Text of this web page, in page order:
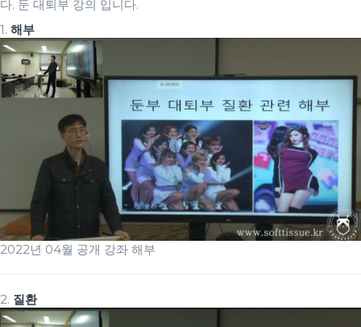
다. 둔 대퇴부 강의 입니다.
1. 해부
2022년 04월 공개 강좌 해부
2. 질환